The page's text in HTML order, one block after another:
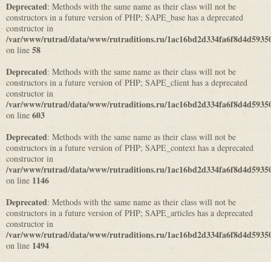
Deprecated: Methods with the same name as their class will not be
constructors in a future version of PHP; SAPE_base has a deprecated
constructor in
/var/www/rutrad/data/www/rutraditions.ru/
on line 58
Deprecated: Methods with the same name as their class will not be
constructors in a future version of PHP; SAPE_client has a deprecated
constructor in
/var/www/rutrad/data/www/rutraditions.ru/
on line 603
Deprecated: Methods with the same name as their class will not be
constructors in a future version of PHP; SAPE_context has a deprecated
constructor in
/var/www/rutrad/data/www/rutraditions.ru/
on line 1146
Deprecated: Methods with the same name as their class will not be
constructors in a future version of PHP; SAPE_articles has a deprecated
constructor in
/var/www/rutrad/data/www/rutraditions.ru/
on line 1494